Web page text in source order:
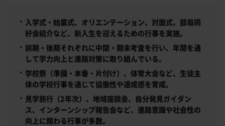
入学式・始業式、オリエンテーション、対面式、部局同
好会紹介など、新入生を迎えるための行事を実施。
前期・後期それぞれに中間・期末考査を行い、年間を通
して学力向上と進路対策に取り組んでいる。
学校祭（準備・本番・片付け）、体育大会など、生徒主
体の学校行事を通じて協働性や達成感を育成。
見学旅行（2年次）、地域座談会、自分発見ガイダン
ス、インターンシップ報告会など、進路意識や社会性の
向上に関わる行事が多数。